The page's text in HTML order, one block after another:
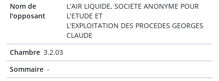
Nom de
l'opposant
L'AIR LIQUIDE, SOCIETE ANONYME POUR
L'ETUDE ET
L'EXPLOITATION DES PROCEDES GEORGES
CLAUDE
Chambre 3.2.03
Sommaire -